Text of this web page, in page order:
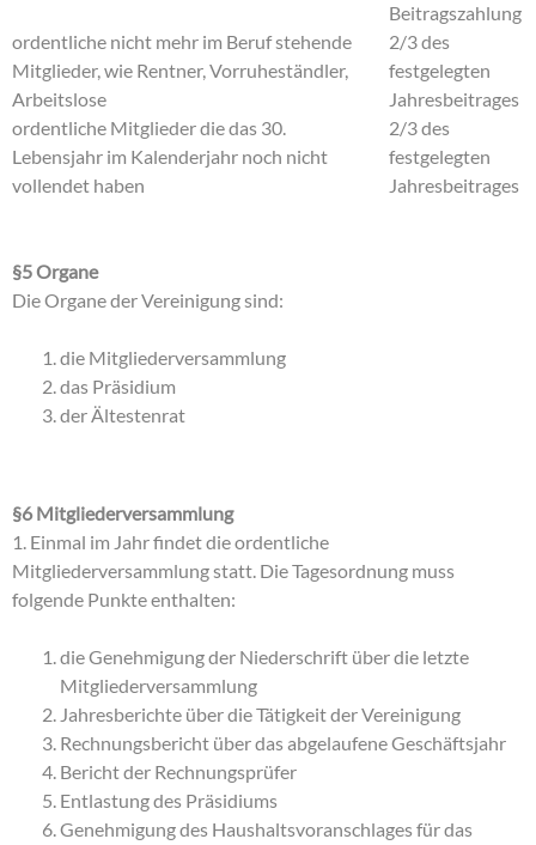
Beitragszahlung
ordentliche nicht mehr im Beruf stehende
Mitglieder, wie Rentner, Vorruheständler,
Arbeitslose
2/3 des
festgelegten
Jahresbeitrages
ordentliche Mitglieder die das 30.
Lebensjahr im Kalenderjahr noch nicht
vollendet haben
2/3 des
festgelegten
Jahresbeitrages
§5 Organe
Die Organe der Vereinigung sind:
die Mitgliederversammlung
das Präsidium
der Ältestenrat
§6 Mitgliederversammlung
1. Einmal im Jahr findet die ordentliche
Mitgliederversammlung statt. Die Tagesordnung muss
folgende Punkte enthalten:
die Genehmigung der Niederschrift über die letzte
Mitgliederversammlung
Jahresberichte über die Tätigkeit der Vereinigung
Rechnungsbericht über das abgelaufene Geschäftsjahr
Bericht der Rechnungsprüfer
Entlastung des Präsidiums
Genehmigung des Haushaltsvoranschlages für das